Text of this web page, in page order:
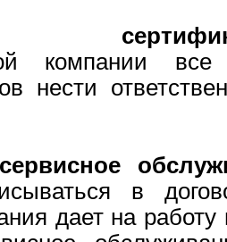
компании
нести
в
дает на